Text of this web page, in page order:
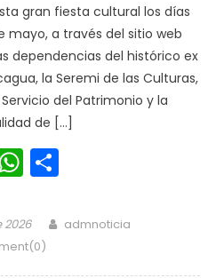
gran fiesta cultural los días
mayo, a través del sitio web
dependencias del histórico ex
la Seremi de las Culturas,
del Patrimonio y la
de […]
WhatsApp
2026 Author
admnoticia